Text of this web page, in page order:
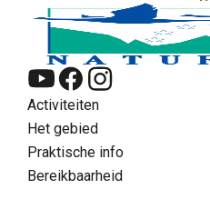
Activiteiten
Het gebied
Praktische info
Bereikbaarheid